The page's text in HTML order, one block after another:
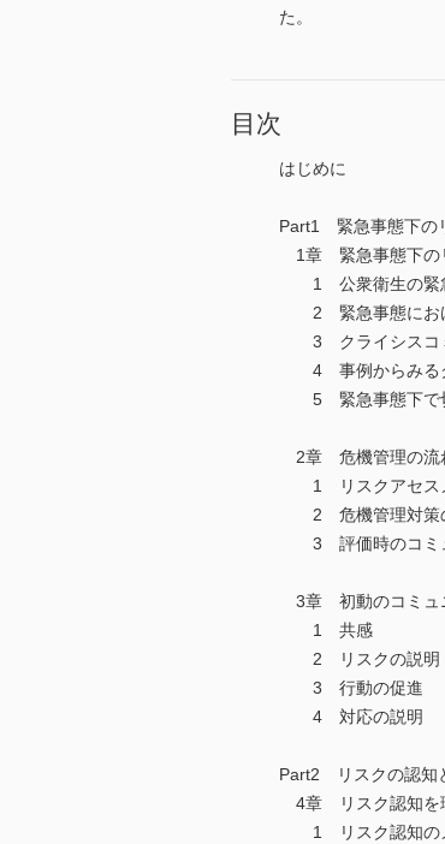
た。
目次
はじめに
Part1 緊急事態下の
1章 緊急事態下の
1 公衆衛生の緊
2 緊急事態におけ
3 クライシスコミ
4 事例からみるク
5 緊急事態下で切
2章 危機管理の流
1 リスクアセスメ
2 危機管理対策の
3 評価時のコミ
3章 初動のコミュ
1 共感
2 リスクの説明
3 行動の促進
4 対応の説明
Part2 リスクの認知
4章 リスク認知を
1 リスク認知の